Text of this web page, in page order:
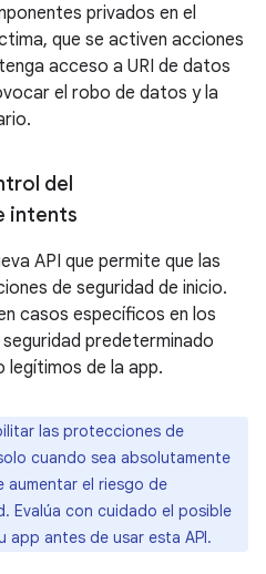
privados en el
que se activen acciones
acceso a URI de datos
el robo de datos y la
del
intents
API que permite que las
de seguridad de inicio.
casos específicos en los
predeterminado
de la app.
las protecciones de
cuando sea absolutamente
aumentar el riesgo de
Evalúa con cuidado el posible
antes de usar esta API.